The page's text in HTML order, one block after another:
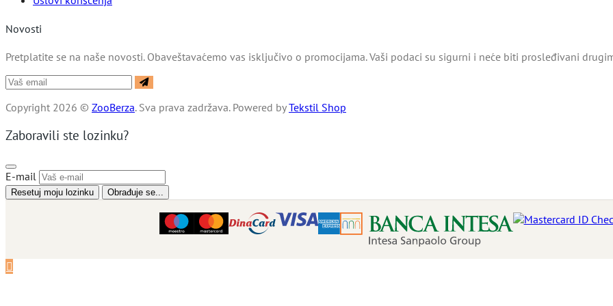
Novosti
Pretplatite se na naše novosti. Obaveštavaćemo vas isključivo o promocijama. Vaši podaci su sigurni i neće biti prosleđivani
Copyright 2026 © ZooBerza. Sva prava zadržava. Powered byTekstil Shop
Zaboravili ste lozinku?
E-mail
Resetuj moju lozinku Obrađuje se...